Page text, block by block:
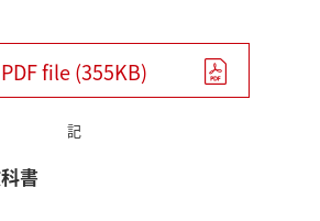
PDF file (355KB)
記
書